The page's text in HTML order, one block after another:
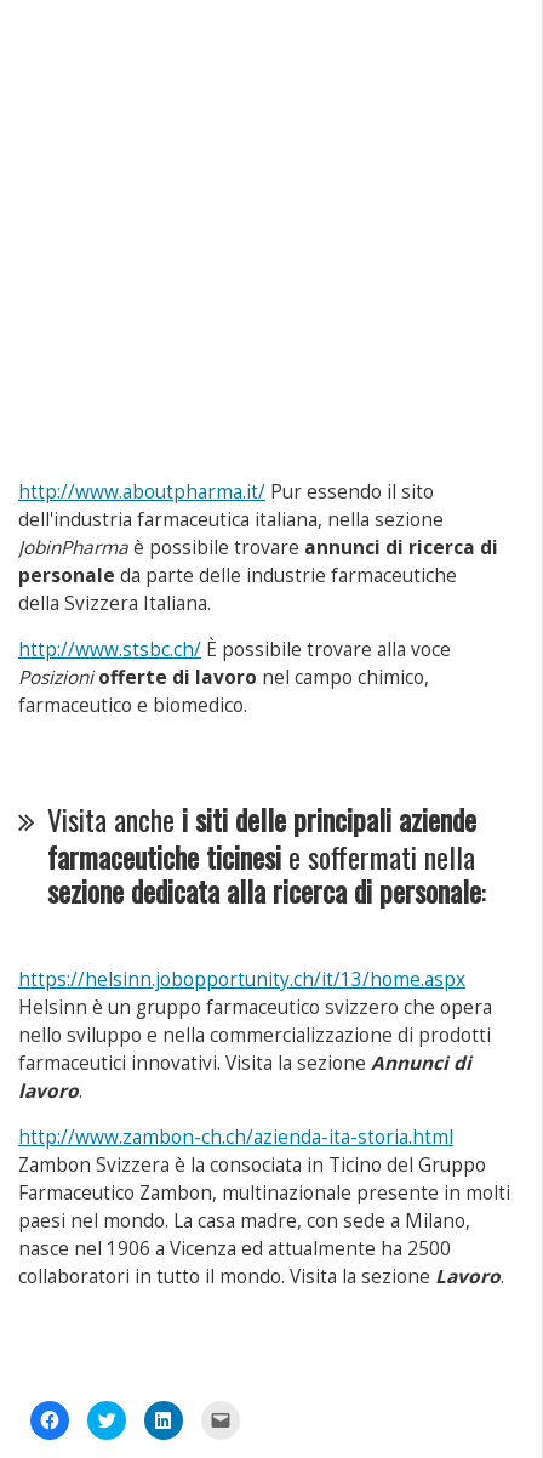
http://www.aboutpharma.it/ Pur essendo il sito
dell'industria farmaceutica italiana, nella sezione
JobinPharmaè possibile trovare annunci di ricerca di
personale da parte delle industrie farmaceutiche
della Svizzera Italiana.
http://www.stsbc.ch/ È possibile trovare alla voce
Posizioni offerte di lavoro nel campo chimico,
farmaceutico e biomedico.
Visita anche i siti delle principali aziende
farmaceutiche ticinesie soffermati nella
sezione dedicata alla ricerca di personale:
https://helsinn.jobopportunity.ch/it/13/home.aspx
Helsinn è un gruppo farmaceutico svizzero che opera
nello sviluppo e nella commercializzazione di prodotti
farmaceutici innovativi. Visita la sezione Annunci di
lavoro.
http://www.zambon-ch.ch/azienda-ita-storia.html
Zambon Svizzera è la consociata in Ticino del Gruppo
Farmaceutico Zambon, multinazionale presente in molti
paesi nel mondo. La casa madre, con sede a Milano,
nasce nel 1906 a Vicenza ed attualmente ha 2500
collaboratori in tutto il mondo. Visita la sezione Lavoro.
Fai
clic
Fai
clic
Fai
clic